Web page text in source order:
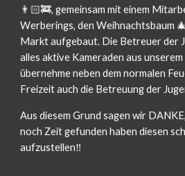
👨🏻‍🚒, gemeinsam mit einem
Werberings, den Weihnachtsbaum
Markt aufgebaut. Die Betreuer der
alles aktive Kameraden aus
übernehme neben dem normalen
Freizeit auch die Betreuung der
Aus diesem Grund sagen wir
noch Zeit gefunden haben diesen
aufzustellen‼️